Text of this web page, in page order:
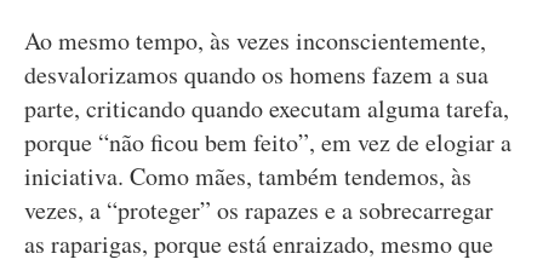
Ao mesmo tempo, às vezes inconscientemente,
desvalorizamos quando os homens fazem a sua
parte, criticando quando executam alguma tarefa,
porque “não ficou bem feito”, em vez de elogiar a
iniciativa. Como mães, também tendemos, às
vezes, a “proteger” os rapazes e a sobrecarregar
as raparigas, porque está enraizado, mesmo que